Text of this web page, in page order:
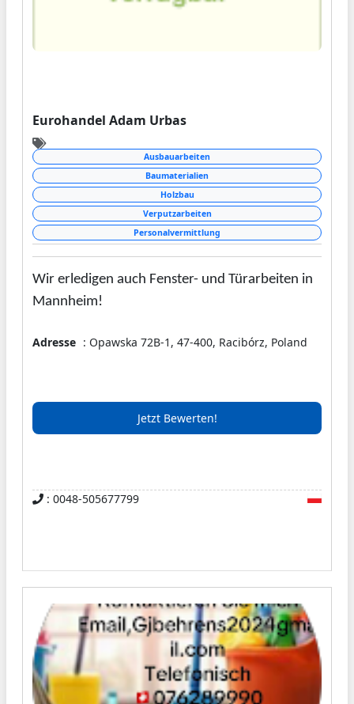
Aktenvernichtung übernehmen wir auch
Eurohandel Adam Urbas
Ausbauarbeiten
Baumaterialien
Holzbau
Verputzarbeiten
Personalvermittlung
Wir erledigen auch Fenster- und Türarbeiten in
Mannheim!
Adresse : Opawska 72B-1, 47-400, Racibórz, Poland
Jetzt Bewerten!
: 0048-505677799